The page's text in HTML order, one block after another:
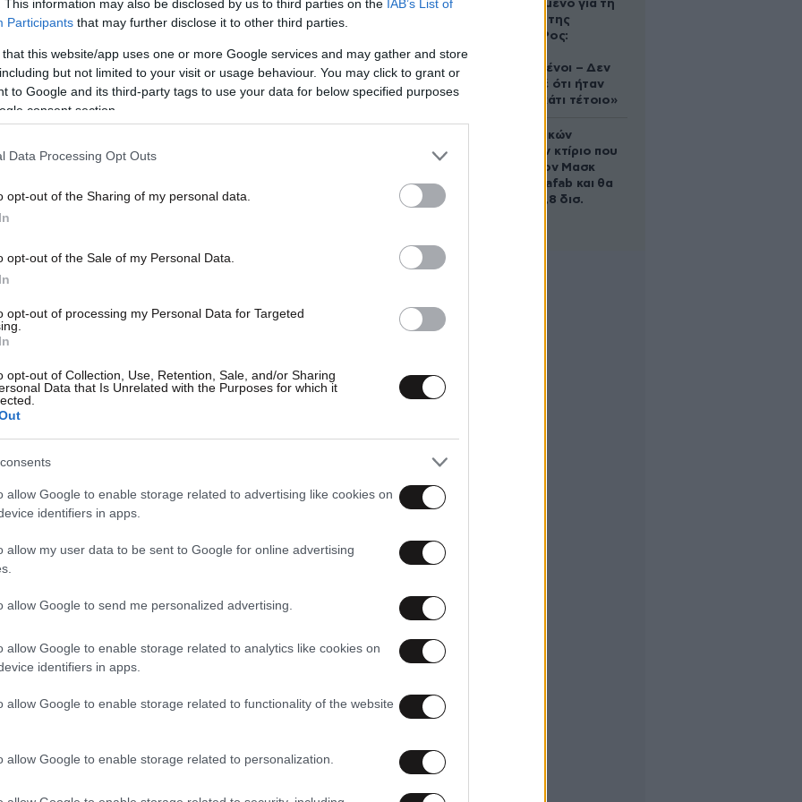
This information may also be disclosed by us to third parties on the IAB’s List of
Participants that may further disclose it to other third parties.
that this website/app uses one or more Google services and may gather and store
but not limited to your visit or usage behaviour. You may click to grant or
to Google and its third-party tags to use your data for below specified purposes
consent section.
Data Processing Opt Outs
opt-out of the Sharing of my personal data.
opt-out of the Sale of my Personal Data.
opt-out of processing my Personal Data for Targeted
opt-out of Collection, Use, Retention, Sale, and/or Sharing
Data that Is Unrelated with the Purposes for which it
allow Google to enable storage related to advertising like cookies on
identifiers in apps.
allow my user data to be sent to Google for online advertising
allow Google to send me personalized advertising.
allow Google to enable storage related to analytics like cookies on
identifiers in apps.
allow Google to enable storage related to functionality of the website
allow Google to enable storage related to personalization.
να λυθεί και να ειδοποιήσει τις
πακέτων που έκλεψαν από την
καταμέτρηση από το τελωνείο που τα είχε
κατηγορούμενο για τη
δολοφονία της
Ελίζαμπεθ Ρος:
συντετριμμένοι – Δεν
έδειξε ποτέ ότι ήταν
ικανός για κάτι τέτοιο»
Το φαραωνικών
διαστάσεων κτίριο που
χτίζει ο Έλον Μασκ
λέγεται Terafab και θα
κοστίσει 16,8 δισ.